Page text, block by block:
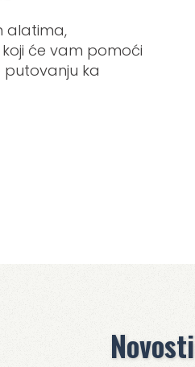
alatima,
će vam pomoći
putovanju ka
Novosti